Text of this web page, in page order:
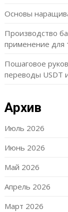
Основы
Производство
применение для
Пошаговое
переводы USDT
Архив
Июль 2026
Июнь 2026
Май 2026
Апрель 2026
Март 2026